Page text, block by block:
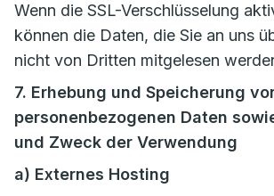
Wenn die SSL-Verschlüsselung
können die Daten, die Sie an uns
nicht von Dritten mitgelesen
7. Erhebung und Speicherung
personenbezogenen Daten
und Zweck der Verwendung
a) Externes Hosting